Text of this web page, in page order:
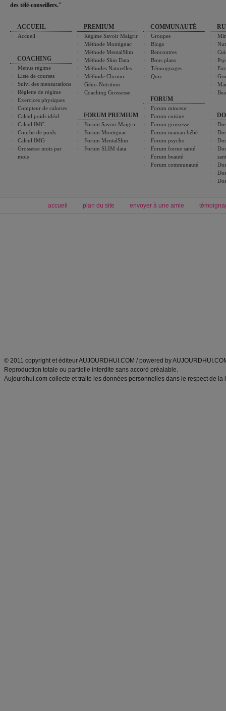
des télé-conseillers."
ACCUEIL
Accueil
COACHING
Menus régime
Liste de courses
Suivi des mensurations
Réglette de régime
Exercices physiques
Compteur de calories
Calcul poids idéal
Calcul IMC
Courbe de poids
Calcul IMG
Grossesse mois par
mois
PREMIUM
Régime Savoir Maigrir
Méthode Montignac
Méthode MentalSlim
Méthode Slim Data
Méthodes Naturelles
Méthode Chrono-
Géno-Nutrition
Coaching Grossesse
FORUM PREMIUM
Forum Savoir Maigrir
Forum Montignac
Forum MentalSlim
Forum SLIM data
COMMUNAUTÉ
Groupes
Blogs
Rencontres
Bons plans
Témoignages
Quiz
FORUM
Forum minceur
Forum cuisine
Forum grossesse
Forum maman bébé
Forum psycho
Forum forme santé
Forum beauté
Forum communauté
accueil plan du site envoyer à une amie
© 2011 copyright et éditeur AUJOURDHUI.COM / powered by
Reproduction totale ou partielle interdite sans accord préalable.
Aujourdhui.com collecte et traite les données personnelles dans le respect de